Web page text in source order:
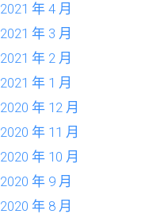
2021 年 4 月
2021 年 3 月
2021 年 2 月
2021 年 1 月
2020 年 12 月
2020 年 11 月
2020 年 10 月
2020 年 9 月
2020 年 8 月